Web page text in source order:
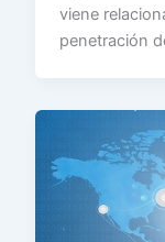
viene
penetración